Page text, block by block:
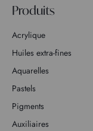
Produits
Acrylique
Huiles extra-fines
Aquarelles
Pastels
Pigments
Auxiliaires